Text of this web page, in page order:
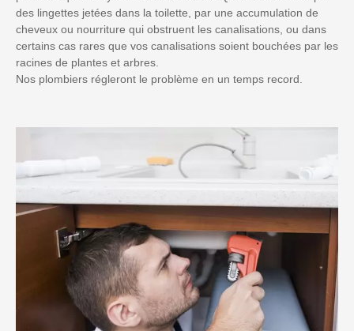
des lingettes jetées dans la toilette, par une accumulation de
cheveux ou nourriture qui obstruent les canalisations, ou dans
certains cas rares que vos canalisations soient bouchées par les
racines de plantes et arbres.
Nos plombiers régleront le problème en un temps record.